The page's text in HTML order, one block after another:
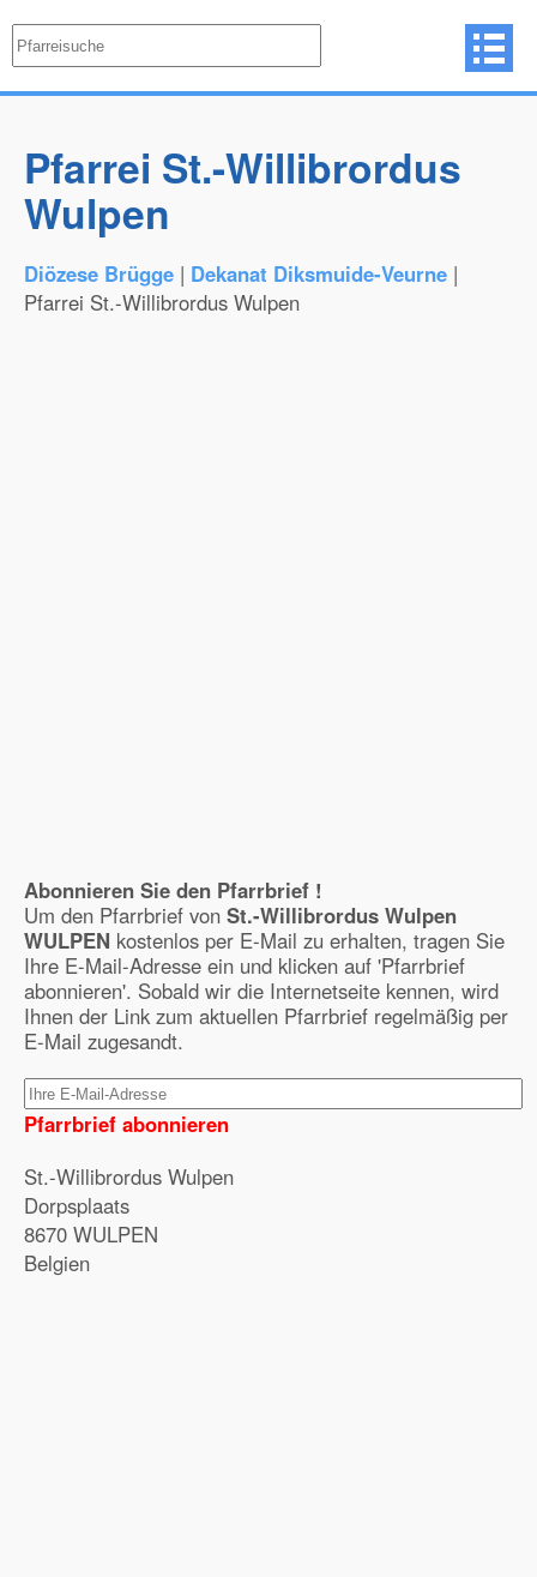
Pfarrei St.-Willibrordus
Wulpen
Diözese Brügge | Dekanat Diksmuide-Veurne |
Pfarrei St.-Willibrordus Wulpen
Abonnieren Sie den Pfarrbrief !
Um den Pfarrbrief von St.-Willibrordus Wulpen
WULPEN kostenlos per E-Mail zu erhalten, tragen Sie
Ihre E-Mail-Adresse ein und klicken auf 'Pfarrbrief
abonnieren'. Sobald wir die Internetseite kennen, wird
Ihnen der Link zum aktuellen Pfarrbrief regelmäßig per
E-Mail zugesandt.
Pfarrbrief abonnieren
St.-Willibrordus Wulpen
Dorpsplaats
8670 WULPEN
Belgien